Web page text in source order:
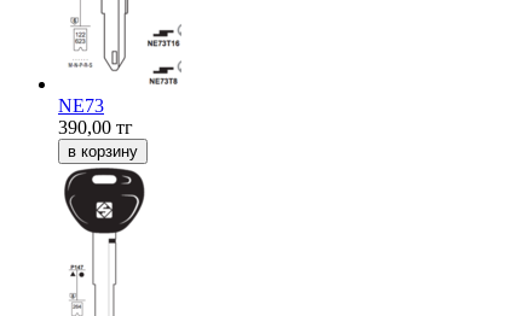
NE73
390,00 тг